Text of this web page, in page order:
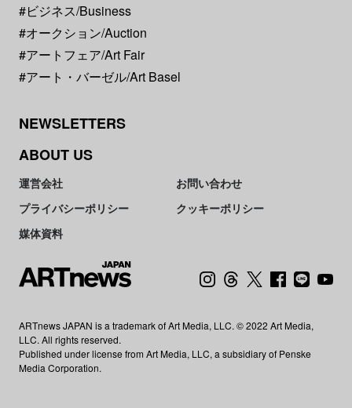
#ビジネス/Business
#オークション/Auction
#アートフェア/Art Fair
#アート・バーゼル/Art Basel
NEWSLETTERS
ABOUT US
運営会社
お問い合わせ
プライバシーポリシー
クッキーポリシー
媒体資料
ARTnews JAPAN is a trademark of Art Media, LLC. © 2022 Art Media,
LLC. All rights reserved.
Published under license from Art Media, LLC, a subsidiary of Penske
Media Corporation.